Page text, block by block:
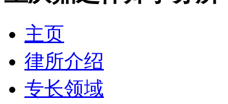
主页
律所介绍
专长领域